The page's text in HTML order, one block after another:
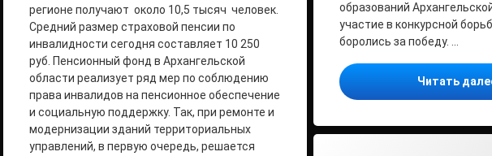
регионе получают около 10,5 тысяч человек.
Средний размер страховой пенсии по
инвалидности сегодня составляет 10 250
руб. Пенсионный фонд в Архангельской
области реализует ряд мер по соблюдению
права инвалидов на пенсионное обеспечение
и социальную поддержку. Так, при ремонте и
модернизации зданий территориальных
управлений, в первую очередь, решается
образований
участие в конкурсной
боролись за победу. …
Читать